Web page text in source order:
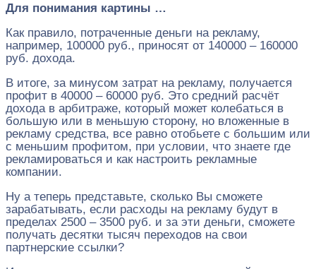
Для понимания картины …
Как правило, потраченные деньги на рекламу,
например, 100000 руб., приносят от 140000 – 160000
руб. дохода.
В итоге, за минусом затрат на рекламу, получается
профит в 40000 – 60000 руб. Это средний расчёт
дохода в арбитраже, который может колебаться в
большую или в меньшую сторону, но вложенные в
рекламу средства, все равно отобьете с большим или
с меньшим профитом, при условии, что знаете где
рекламироваться и как настроить рекламные
компании.
Ну а теперь представьте, сколько Вы сможете
зарабатывать, если расходы на рекламу будут в
пределах 2500 – 3500 руб. и за эти деньги, сможете
получать десятки тысяч переходов на свои
партнерские ссылки?